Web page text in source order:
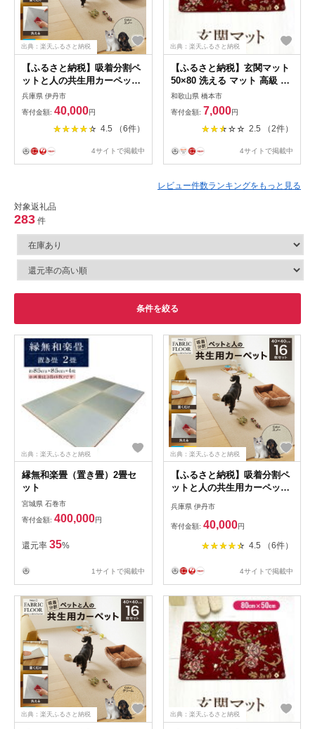
出典：楽天ふるさと納税
【ふるさと納税】吸着分割ペ
ットと人の共生用カーペット
2.56平方メートル
（40×40cm 16枚セット）＜
スノー＞ インテリア
兵庫県 伊丹市
寄付金額: 40,000円
4.5 （6件）
4サイトで掲載中
出典：楽天ふるさと納税
【ふるさと納税】玄関マット
50×80 洗える マット 高級 金
華山織 花ストリーク エンジ
【1064272】
和歌山県 橋本市
寄付金額: 7,000円
2.5 （2件）
4サイトで掲載中
レビュー件数ランキングをもっと見る
対象返礼品
283 件
条件を絞る
出典：楽天ふるさと納税
縁無和楽畳（置き畳）2畳セ
ット
宮城県 石巻市
寄付金額: 400,000円
還元率 35%
1サイトで掲載中
出典：楽天ふるさと納税
【ふるさと納税】吸着分割ペ
ットと人の共生用カーペット
2.56平方メートル
（40×40cm 16枚セット）＜
スノー＞ インテリア
兵庫県 伊丹市
寄付金額: 40,000円
4.5 （6件）
4サイトで掲載中
出典：楽天ふるさと納税 出典：楽天ふるさと納税